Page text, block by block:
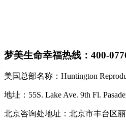
梦美生命幸福热线：400-
美国总部名称：Huntington
地址：55S. Lake Ave. 9th Fl.
北京咨询处地址：北京市丰台区